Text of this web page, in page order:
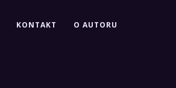
KONTAKT O AUTORU